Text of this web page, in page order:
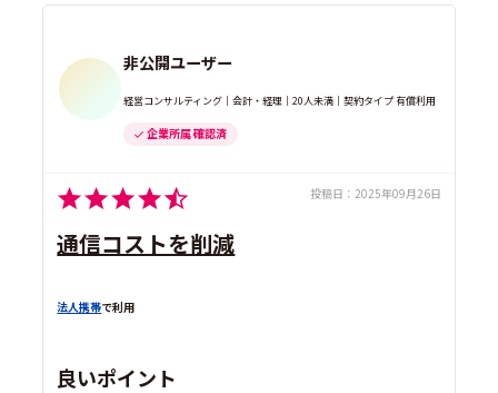
非公開ユーザー
経営コンサルティング｜会計・経理｜20人未満｜契約タイプ 有償利用
企業所属 確認済
投稿日： 2025年09月26日
通信コストを削減
法人携帯で利用
良いポイント